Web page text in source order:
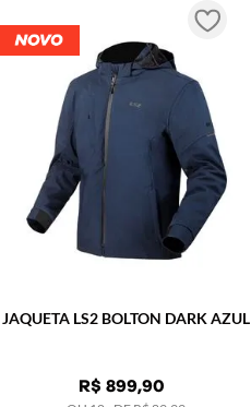
JAQUETA LS2 BOLTON DARK AZUL
R$ 899,90
COMPRAR